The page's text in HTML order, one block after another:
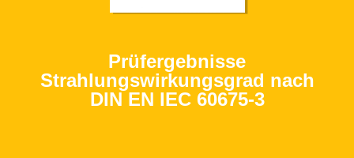
Prüfergebnisse
Strahlungswirkungsgrad nach
DIN EN IEC 60675-3